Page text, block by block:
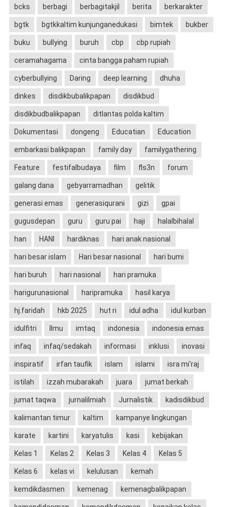
bcks berbagi berbagitakjil berita berkarakter
bgtk bgtkkaltim kunjunganedukasi bimtek bukber
buku bullying buruh cbp cbp rupiah
ceramahagama cinta bangga paham rupiah
cyberbullying Daring deep learning dhuha
dinkes disdikbubalikpapan disdikbud
disdikbudbalikpapan ditlantas polda kaltim
Dokumentasi dongeng Educatian Education
embarkasi balikpapan family day familygathering
Feature festifalbudaya film fls3n forum
galang dana gebyarramadhan gelitik
generasi emas generasiqurani gizi gpai
gugusdepan guru guru pai haji halalbihalal
han HANI hardiknas hari anak nasional
hari besar islam Hari besar nasional hari bumi
hari buruh hari nasional hari pramuka
harigurunasional haripramuka hasil karya
hj.faridah hkb 2025 hut ri idul adha idul kurban
idulfitri Ilmu imtaq indonesia indonesia emas
infaq infaq/sedakah informasi inklusi inovasi
inspiratif irfan taufik islam islami isra mi'raj
istilah izzah mubarakah juara jumat berkah
jumat taqwa jurnalilmiah Jurnalistik kadisdikbud
kalimantan timur kaltim kampanye lingkungan
karate kartini karyatulis kasi kebijakan
Kelas 1 Kelas 2 Kelas 3 Kelas 4 Kelas 5
Kelas 6 kelas vi kelulusan kemah
kemdikdasmen kemenag kemenagbalikpapan